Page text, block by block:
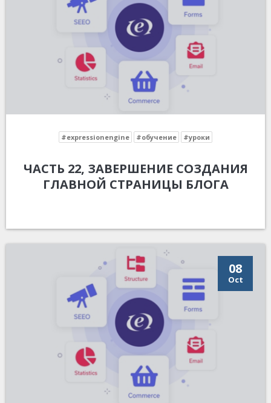
#expressionengine #обучение #уроки
ЧАСТЬ 22, ЗАВЕРШЕНИЕ СОЗДАНИЯ
ГЛАВНОЙ СТРАНИЦЫ БЛОГА
08
Oct